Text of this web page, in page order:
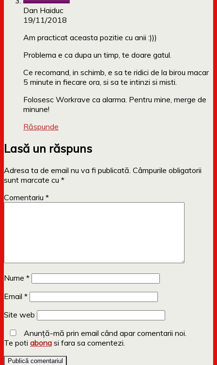
Dan Haiduc
19/11/2018
Am practicat aceasta pozitie cu anii :)))
Problema e ca dupa un timp, te doare gatul.
Ce recomand, in schimb, e sa te ridici de la birou macar
5 minute in fiecare ora, si sa te intinzi si misti.
Folosesc Workrave ca alarma. Pentru mine, merge de
minune!
Răspunde
Lasă un răspuns
Adresa ta de email nu va fi publicată. Câmpurile obligatorii
sunt marcate cu *
Comentariu *
Nume *
Email *
Site web
Anunță-mă prin email când apar comentarii noi.
Te poti abona si fara sa comentezi.